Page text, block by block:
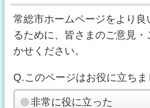
常総市ホームページをより良
るために、皆さまのご意見・
かせください。
Q.このページはお役に立ちま
非常に役に立った